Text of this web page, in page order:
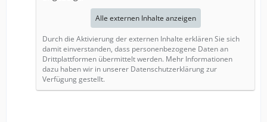
Alle externen Inhalte anzeigen
Durch die Aktivierung der externen Inhalte erklären Sie sich
damit einverstanden, dass personenbezogene Daten an
Drittplattformen übermittelt werden. Mehr Informationen
dazu haben wir in unserer Datenschutzerklärung zur
Verfügung gestellt.